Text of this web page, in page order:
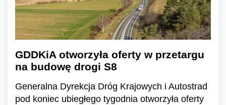
GDDKiA otworzyła oferty w przetargu
na budowę drogi S8
Generalna Dyrekcja Dróg Krajowych i Autostrad
pod koniec ubiegłego tygodnia otworzyła oferty